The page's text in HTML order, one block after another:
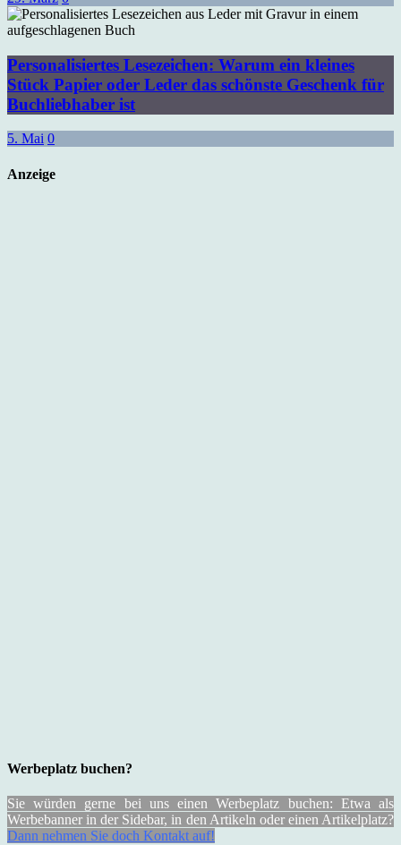
Personalisiertes Lesezeichen: Warum ein kleines
Stück Papier oder Leder das schönste Geschenk für
Buchliebhaber ist
5. Mai 0
Anzeige
Werbeplatz buchen?
Sie würden gerne bei uns einen Werbeplatz buchen: Etwa als
Werbebanner in der Sidebar, in den Artikeln oder einen Artikelplatz?
Dann nehmen Sie doch Kontakt auf!